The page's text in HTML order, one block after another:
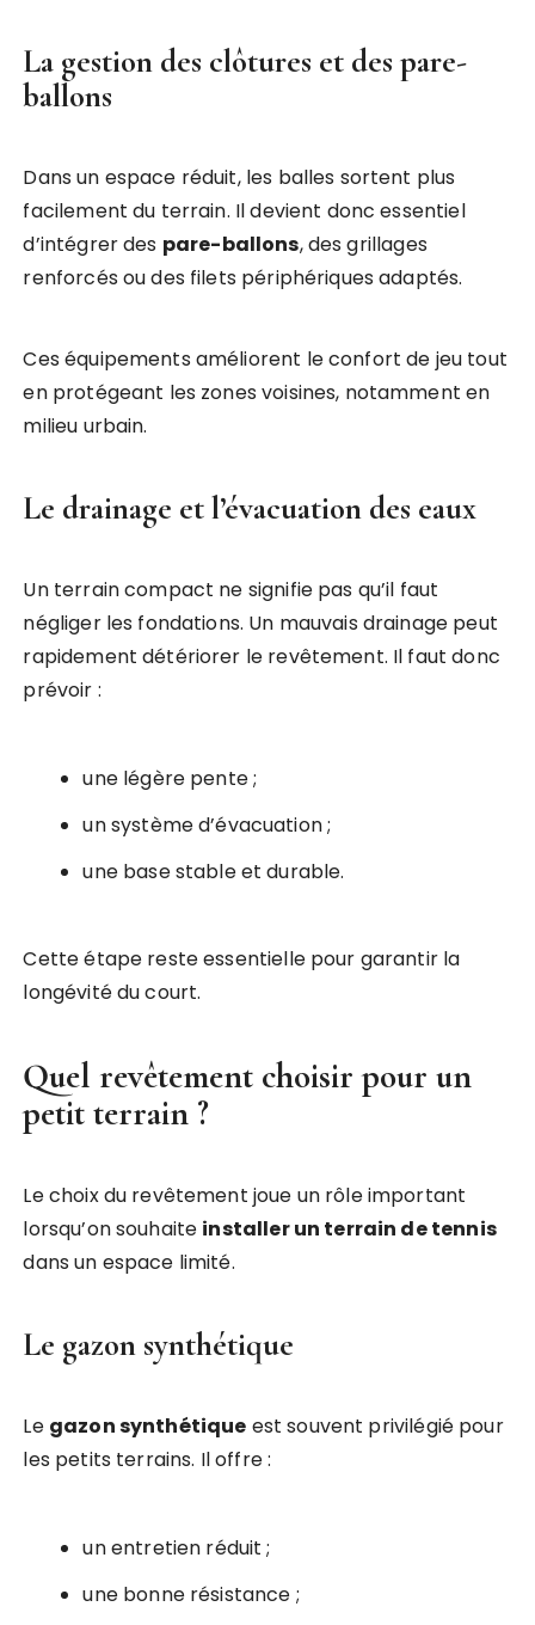
La gestion des clôtures et des pare-
ballons
Dans un espace réduit, les balles sortent plus
facilement du terrain. Il devient donc essentiel
d’intégrer des pare-ballons, des grillages
renforcés ou des filets périphériques adaptés.
Ces équipements améliorent le confort de jeu tout
en protégeant les zones voisines, notamment en
milieu urbain.
Le drainage et l’évacuation des eaux
Un terrain compact ne signifie pas qu’il faut
négliger les fondations. Un mauvais drainage peut
rapidement détériorer le revêtement. Il faut donc
prévoir :
une légère pente ;
un système d’évacuation ;
une base stable et durable.
Cette étape reste essentielle pour garantir la
longévité du court.
Quel revêtement choisir pour un
petit terrain ?
Le choix du revêtement joue un rôle important
lorsqu’on souhaite installer un terrain de tennis
dans un espace limité.
Le gazon synthétique
Le gazon synthétique est souvent privilégié pour
les petits terrains. Il offre :
un entretien réduit ;
une bonne résistance ;